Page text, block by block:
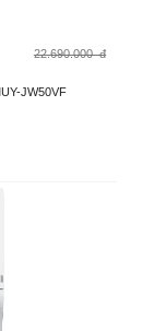
22.690.000 đ
JW50VF